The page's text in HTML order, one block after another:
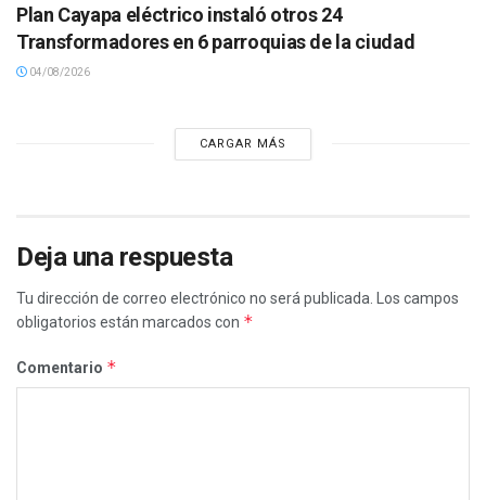
Plan Cayapa eléctrico instaló otros 24
Transformadores en 6 parroquias de la ciudad
04/08/2026
CARGAR MÁS
Deja una respuesta
Tu dirección de correo electrónico no será publicada.
Los campos
obligatorios están marcados con *
Comentario *